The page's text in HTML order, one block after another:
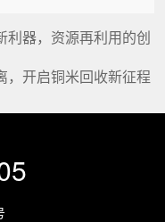
利器，资源再利用的创
，开启铜米回收新征程